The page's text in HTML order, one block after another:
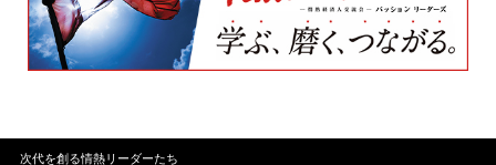
次代を創る情熱リーダーたち